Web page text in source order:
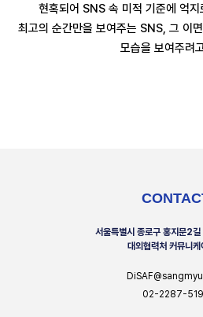
현혹되어 SNS 속 미적 기준에 억
최고의 순간만을 보여주는 SNS, 그 이
모습을 보여주려
서울특별시 종로구 홍지문2
대외협력처 커뮤니케
02-2287-